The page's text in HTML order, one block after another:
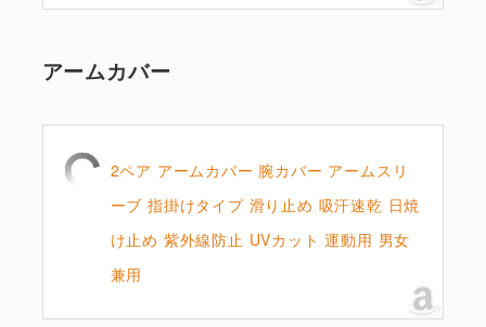
アームカバー
2ペア アームカバー 腕カバー アームスリ
ーブ 指掛けタイプ 滑り止め 吸汗速乾 日焼
け止め 紫外線防止 UVカット 運動用 男女
兼用